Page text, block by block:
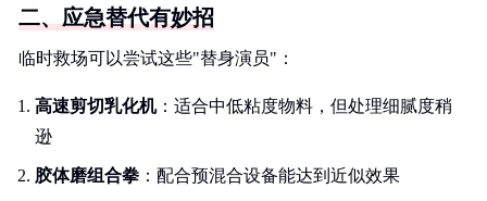
二、应急替代有妙招
临时救场可以尝试这些"替身演员"：
高速剪切乳化机：适合中低粘度物料，但处理细腻度稍
逊
胶体磨组合拳 ：配合预混合设备能达到近似效果